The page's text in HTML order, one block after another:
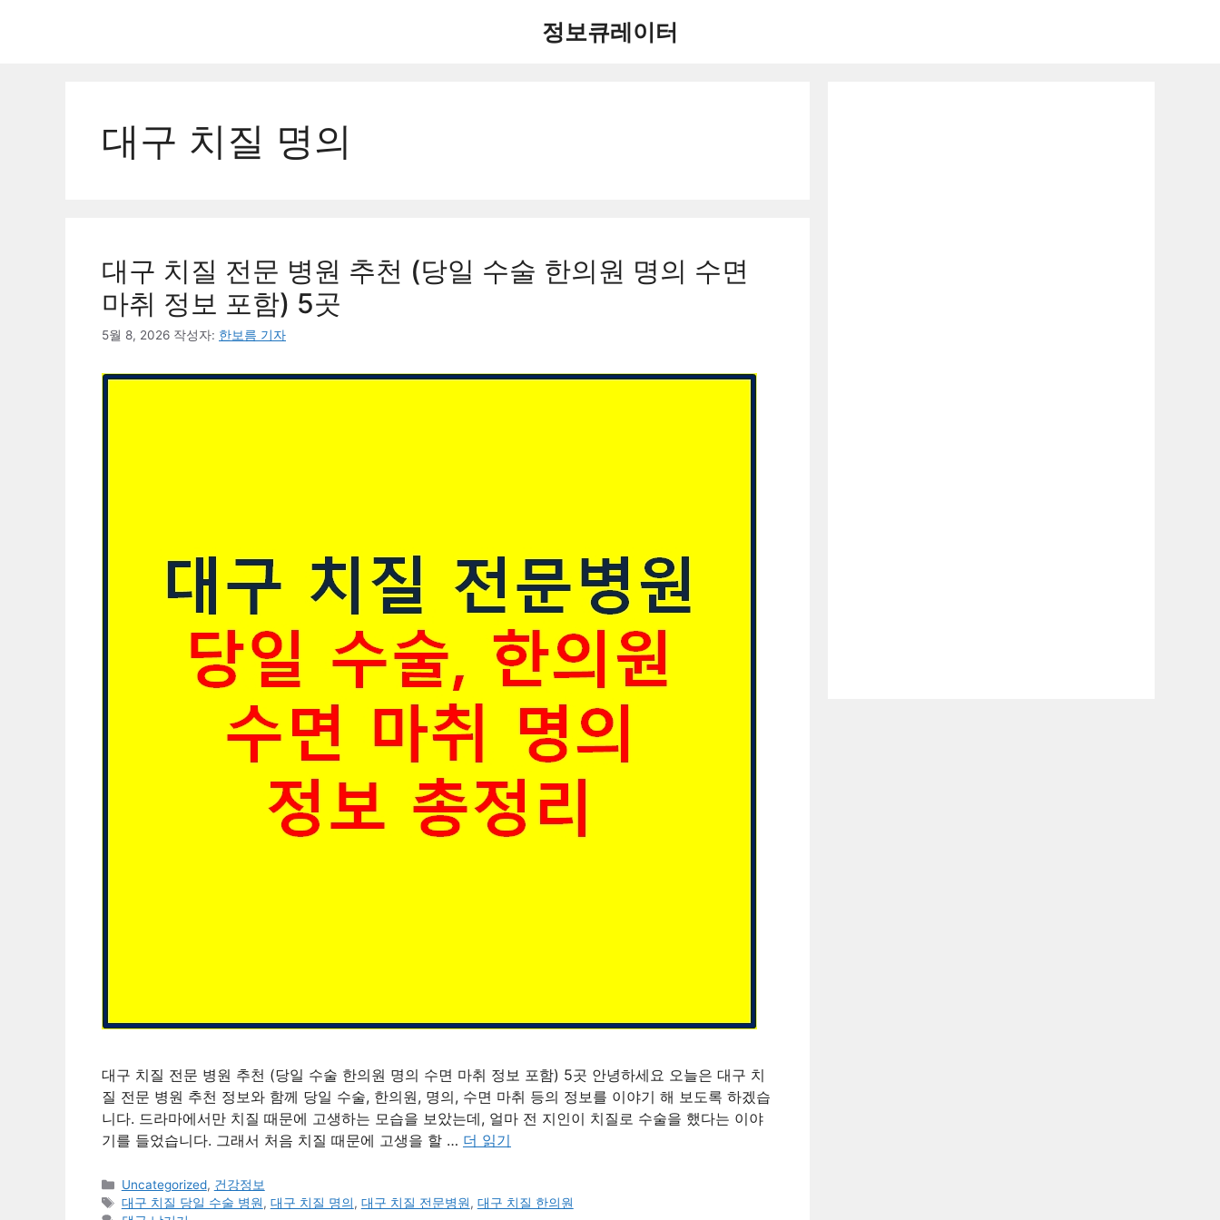
정보큐레이터
대구 치질 명의
대구 치질 전문 병원 추천 (당일 수술 한의원 명의 수면
마취 정보 포함) 5곳
5월 8, 2026 작성자: 한보름 기자
대구 치질 전문 병원 추천 (당일 수술 한의원 명의 수면 마취 정보 포함) 5곳 안녕하세요 오늘은 대구 치
질 전문 병원 추천 정보와 함께 당일 수술, 한의원, 명의, 수면 마취 등의 정보를 이야기 해 보도록 하겠습
니다. 드라마에서만 치질 때문에 고생하는 모습을 보았는데, 얼마 전 지인이 치질로 수술을 했다는 이야
기를 들었습니다. 그래서 처음 치질 때문에 고생을 할 … 더 읽기
카
테
Uncategorized, 건강정보
태
대구 치질 당일 수술 병원, 대구 치질 명의, 대구 치질 전문병원, 대구 치질 한의원